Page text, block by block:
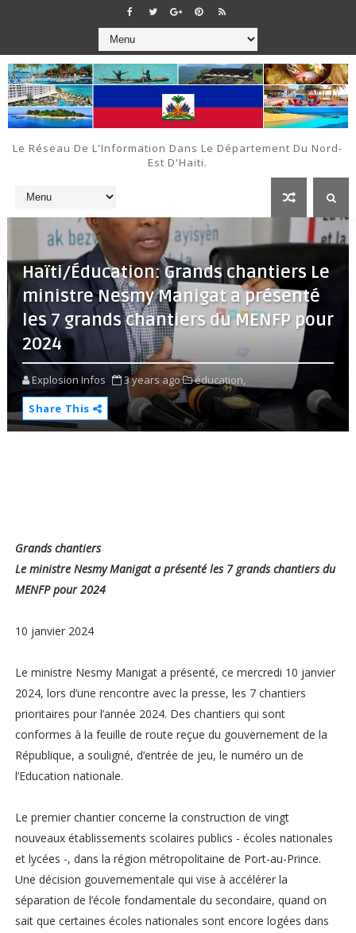
Le Réseau De L'Information Dans Le Département Du Nord-
Est D'Haiti.
Haïti/Éducation: Grands chantiers Le
ministre Nesmy Manigat a présenté
les 7 grands chantiers du MENFP pour
2024
Explosion Infos 3 years ago
éducation,
Share This
Grands chantiers
Le ministre Nesmy Manigat a présenté les 7 grands chantiers du
MENFP pour 2024
10 janvier 2024
Le ministre Nesmy Manigat a présenté, ce mercredi 10 janvier
2024, lors d’une rencontre avec la presse, les 7 chantiers
prioritaires pour l’année 2024. Des chantiers qui sont
conformes à la feuille de route reçue du gouvernement de la
République, a souligné, d’entrée de jeu, le numéro un de
l’Education nationale.
Le premier chantier concerne la construction de vingt
nouveaux établissements scolaires publics - écoles nationales
et lycées -, dans la région métropolitaine de Port-au-Prince.
Une décision gouvernementale qui vise à accélérer la
séparation de l’école fondamentale du secondaire, quand on
sait que certaines écoles nationales sont encore logées dans